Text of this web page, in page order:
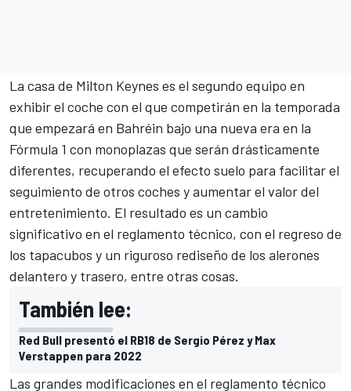
La casa de Milton Keynes es el segundo equipo en
exhibir el coche con el que competirán en la temporada
que empezará en Bahréin bajo una nueva era en la
Fórmula 1 con monoplazas que serán drásticamente
diferentes, recuperando el efecto suelo para facilitar el
seguimiento de otros coches y aumentar el valor del
entretenimiento. El resultado es un cambio
significativo en el reglamento técnico, con el regreso de
los tapacubos y un riguroso rediseño de los alerones
delantero y trasero, entre otras cosas.
También lee:
Red Bull presentó el RB18 de Sergio Pérez y Max
Verstappen para 2022
Las grandes modificaciones en el reglamento técnico